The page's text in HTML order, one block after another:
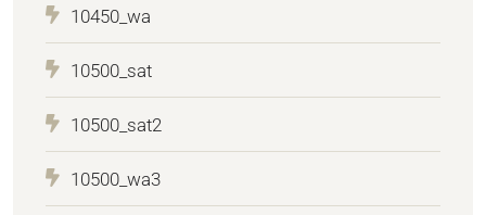
10450_wa
10500_sat
10500_sat2
10500_wa3